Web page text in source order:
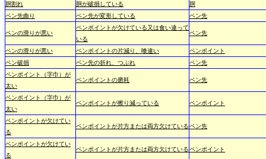
胴割れ
胴が破損している
胴
ペン先曲り
ペン先が変形している ペン先
ペンの滑りが悪い
ペンポイントが欠けている又は食い違って
いる
ペン先
ペンの滑りが悪い ペンポイントの片減り、喰違い
ペンポイント
ペン破損
ペン先の折れ、つぶれ
ペン先
ペンポイント（字巾）が
太い
ペンポイントの磨耗 ペン先
ペンポイント（字巾）が
太い
ペンポイントが擦り減っている ペンポイント
ペンポイントが欠けてい
る
ペンポイントが片方または両方欠けているペン先
ペンポイントが欠けてい
る
ペンポイントが片方または両方欠けているペンポイント